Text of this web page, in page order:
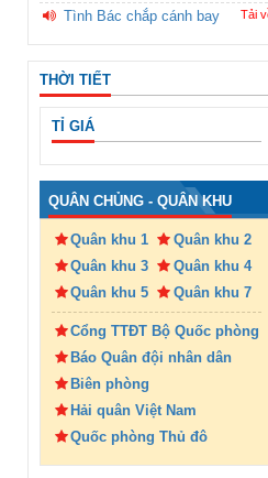
Tình Bác chắp cánh bay Tải
THỜI TIẾT
TỈ GIÁ
QUÂN CHỦNG - QUÂN KHU
Quân khu 1
Quân khu 2
Quân khu 3
Quân khu 4
Quân khu 5
Quân khu 7
Cổng TTĐT Bộ Quốc phòng
Báo Quân đội nhân dân
Biên phòng
Hải quân Việt Nam
Quốc phòng Thủ đô